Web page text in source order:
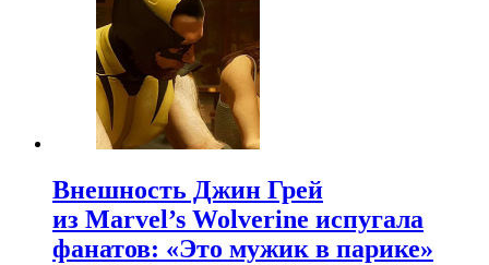
Внешность Джин Грей
из Marvel’s Wolverine испугала
фанатов: «Это мужик в парике»